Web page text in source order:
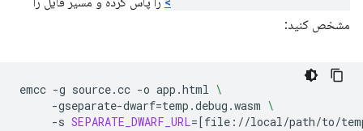
مشخص کنید:
emcc -g source.cc -o app.html \
-gseparate-dwarf=temp.debug.wasm \
-s SEPARATE_DWARF_URL=[file://local/path/to/